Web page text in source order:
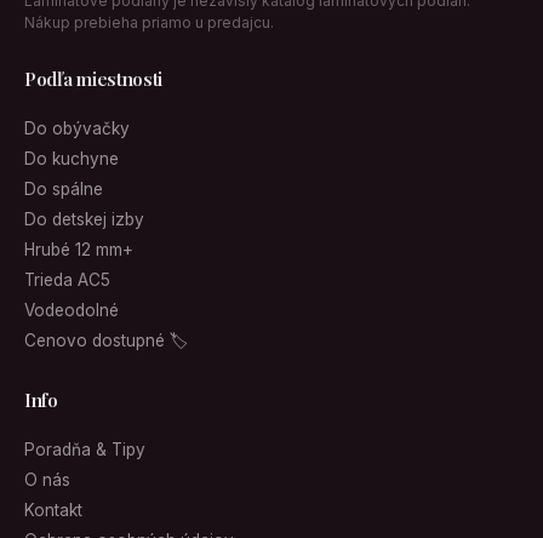
Nákup prebieha priamo u predajcu.
Podľa miestnosti
Do obývačky
Do kuchyne
Do spálne
Do detskej izby
Hrubé 12 mm+
Trieda AC5
Vodeodolné
Cenovo dostupné 🏷
Info
Poradňa & Tipy
O nás
Kontakt